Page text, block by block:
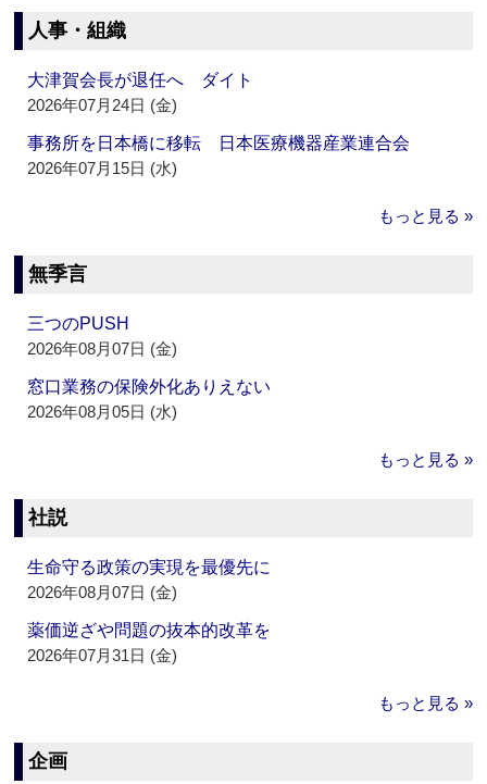
人事・組織
大津賀会長が退任へ ダイト
2026年07月24日 (金)
事務所を日本橋に移転 日本医療機器産業連合会
2026年07月15日 (水)
もっと見る »
無季言
三つのPUSH
2026年08月07日 (金)
窓口業務の保険外化ありえない
2026年08月05日 (水)
もっと見る »
社説
生命守る政策の実現を最優先に
2026年08月07日 (金)
薬価逆ざや問題の抜本的改革を
2026年07月31日 (金)
もっと見る »
企画